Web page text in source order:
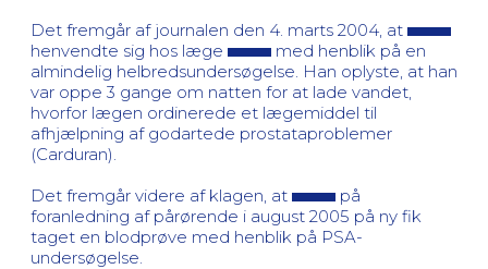
Det fremgår af journalen den 4. marts 2004, at
henvendte sig hos læge
med henblik på en
almindelig helbredsundersøgelse. Han oplyste, at han
var oppe 3 gange om natten for at lade vandet,
hvorfor lægen ordinerede et lægemiddel til
afhjælpning af godartede prostataproblemer
(Carduran).
Det fremgår videre af klagen, at
på
foranledning af pårørende i august 2005 på ny fik
taget en blodprøve med henblik på PSA-
undersøgelse.